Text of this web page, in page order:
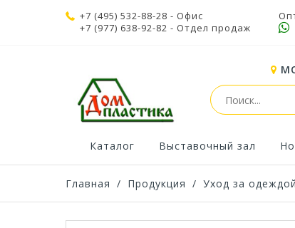
+7 (495) 532-88-28 - Офис
+7 (977) 638-92-82 - Отдел продаж
Каталог Выставочный зал
Главная / Продукция / Уход за одеждой